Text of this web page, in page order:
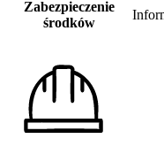
Zabezpieczenie
środków